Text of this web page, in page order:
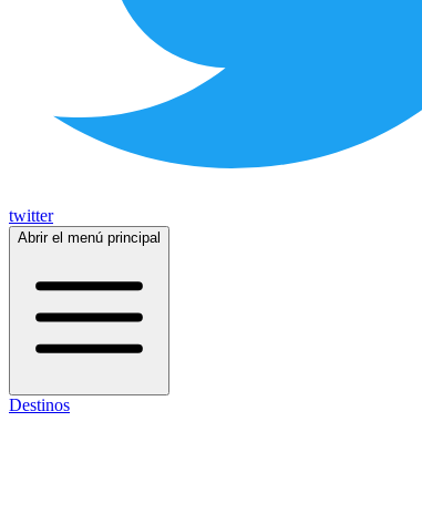
twitter
Abrir el menú principal
Destinos